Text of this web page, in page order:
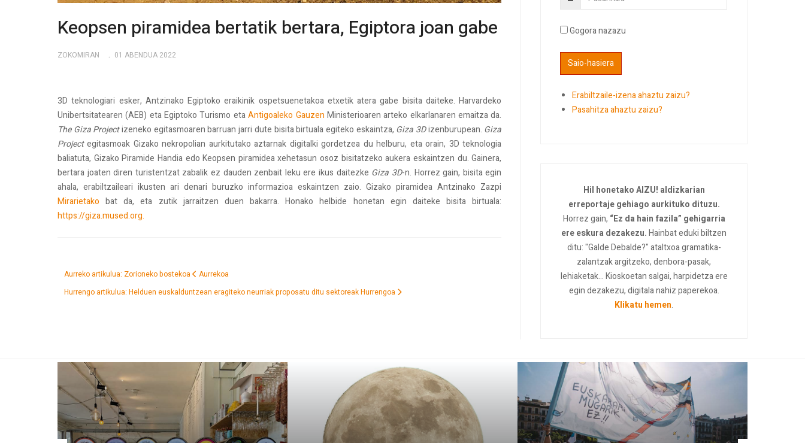
Keopsen piramidea bertatik bertara, Egiptora joan gabe
ZOKOMIRAN 01 ABENDUA 2022
3D teknologiari esker, Antzinako Egiptoko eraikinik ospetsuenetakoa etxetik atera gabe bisita daiteke. Harvardeko
Unibertsitatearen (AEB) eta Egiptoko Turismo etaAntigoaleko Gauzen Ministerioaren arteko elkarlanaren emaitza da.
The Giza Projectizeneko egitasmoaren barruan jarri dute bisita birtuala egiteko eskaintza, Giza 3Dizenburupean. Giza
Projectegitasmoak Gizako nekropolian aurkitutako aztarnak digitalki gordetzea du helburu, eta orain, 3D teknologia
baliatuta, Gizako Piramide Handia edo Keopsen piramidea xehetasun osoz bisitatzeko aukera eskaintzen du. Gainera,
bertara joaten diren turistentzat zabalik ez dauden zenbait leku ere ikus daitezke Giza 3D-n. Horrez gain, bisita egin
ahala, erabiltzaileari ikusten ari denari buruzko informazioa eskaintzen zaio. Gizako piramidea Antzinako Zazpi
Mirarietako bat da, eta zutik jarraitzen duen bakarra. Honako helbide honetan egin daiteke bisita birtuala:
https://giza.mused.org.
Aurreko artikulua: Zorioneko bostekoa
Aurrekoa
Hurrengo artikulua: Helduen euskalduntzean eragiteko neurriak proposatu ditu sektoreakHurrengoa
Gogora nazazu
Erabiltzaile-izena ahaztu zaizu?
Pasahitza ahaztu zaizu?
Hil honetako AIZU! aldizkarian
erreportaje gehiago aurkituko dituzu.
Horrez gain, “Ez da hain fazila” gehigarria
ere eskura dezakezu.Hainbat eduki biltzen
ditu: "Galde Debalde?" ataltxoa gramatika-
zalantzak argitzeko, denbora-pasak,
lehiaketak... Kioskoetan salgai, harpidetza ere
egin dezakezu, digitala nahiz paperekoa.
Klikatu hemen.